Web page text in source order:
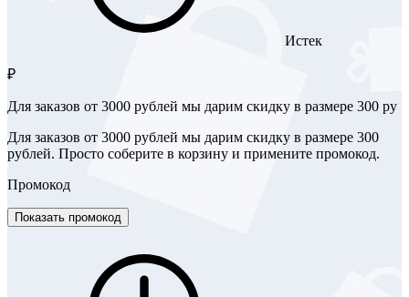
Истек
₽
Для заказов от 3000 рублей мы дарим скидку в размере 300 ру
Для заказов от 3000 рублей мы дарим скидку в размере 300
рублей. Просто соберите в корзину и примените промокод.
Промокод
Показать промокод